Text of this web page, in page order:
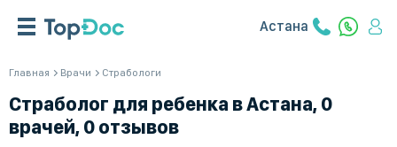
Астана
Главная Врачи Страбологи
Страболог для ребенка в Астана, 0
врачей, 0 отзывов